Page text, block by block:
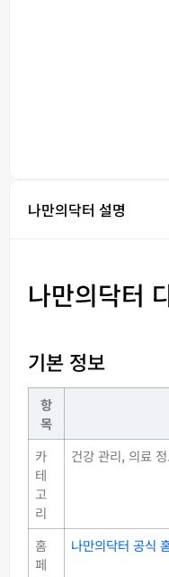
나만의닥터 설명
나만의닥터
기본 정보
항
목
카
테
고
리
건강 관리, 의료
홈
페
나만의닥터 공식